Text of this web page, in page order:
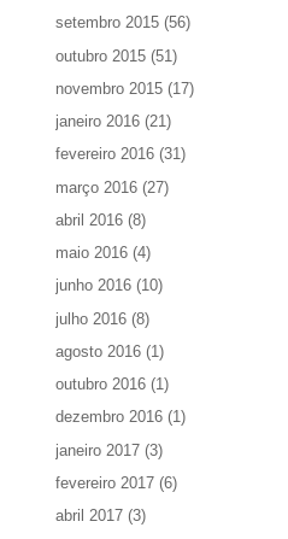
setembro 2015 (56)
outubro 2015 (51)
novembro 2015 (17)
janeiro 2016 (21)
fevereiro 2016 (31)
março 2016 (27)
abril 2016 (8)
maio 2016 (4)
junho 2016 (10)
julho 2016 (8)
agosto 2016 (1)
outubro 2016 (1)
dezembro 2016 (1)
janeiro 2017 (3)
fevereiro 2017 (6)
abril 2017 (3)